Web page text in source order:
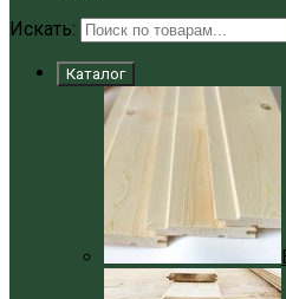
Искать:
Каталог